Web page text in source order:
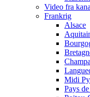
Video fra
Frankrig
Alsace
Midi
Pays